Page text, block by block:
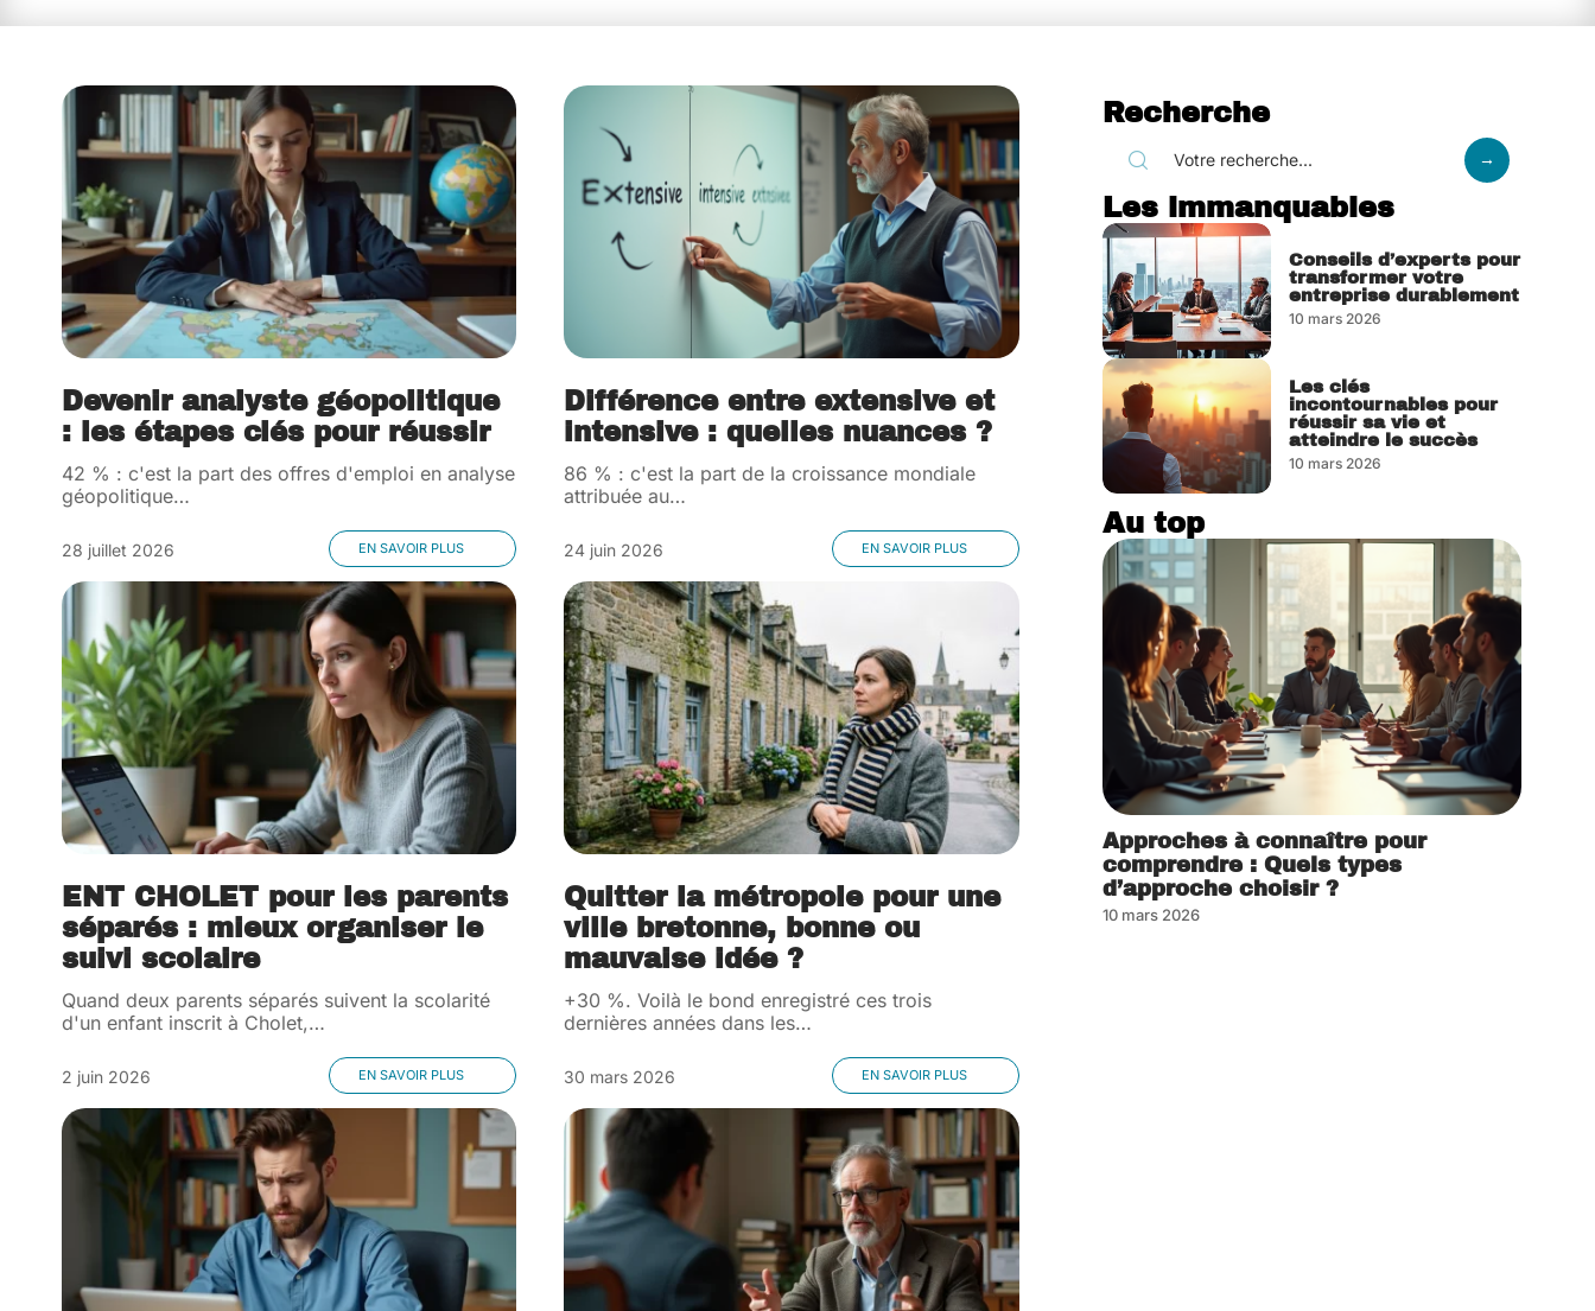
Devenir analyste géopolitique
: les étapes clés pour réussir
42 % : c'est la part des offres d'emploi en analyse
géopolitique…
28 juillet 2026 EN SAVOIR PLUS
Différence entre extensive et
intensive : quelles nuances ?
86 % : c'est la part de la croissance mondiale
attribuée au…
24 juin 2026 EN SAVOIR PLUS
ENT CHOLET pour les parents
séparés : mieux organiser le
suivi scolaire
Quand deux parents séparés suivent la scolarité
d'un enfant inscrit à Cholet,…
2 juin 2026 EN SAVOIR PLUS
Quitter la métropole pour une
ville bretonne, bonne ou
mauvaise idée ?
+30 %. Voilà le bond enregistré ces trois
dernières années dans les…
30 mars 2026 EN SAVOIR PLUS
Recherche
Les immanquables
Conseils d’experts pour
transformer votre
entreprise durablement
10 mars 2026
Les clés
incontournables pour
réussir sa vie et
atteindre le succès
10 mars 2026
Au top
Approches à connaître pour
comprendre : Quels types
d’approche choisir ?
10 mars 2026